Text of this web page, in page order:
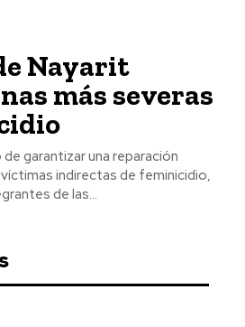
Nayarit
más severas
garantizar una reparación
indirectas de feminicidio,
de las...